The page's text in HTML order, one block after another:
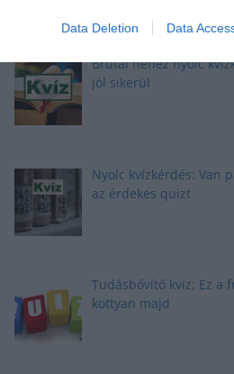
Data Deletion Data
Brutál nehéz nyolc
jól sikerül
Nyolc kvízkérdés: Van
az érdekes quizt
Tudásbővítő kvíz: Ez a
kottyan majd